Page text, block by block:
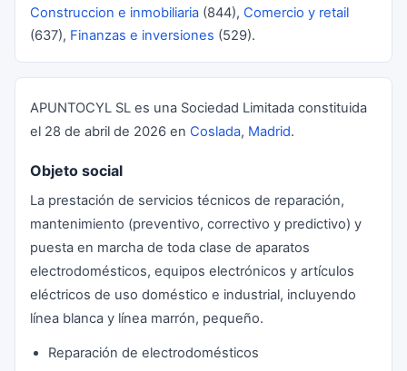
Construccion e inmobiliaria (844), Comercio y retail
(637), Finanzas e inversiones (529).
APUNTOCYL SL es una Sociedad Limitada constituida
el 28 de abril de 2026 en Coslada, Madrid.
Objeto social
La prestación de servicios técnicos de reparación,
mantenimiento (preventivo, correctivo y predictivo) y
puesta en marcha de toda clase de aparatos
electrodomésticos, equipos electrónicos y artículos
eléctricos de uso doméstico e industrial, incluyendo
línea blanca y línea marrón, pequeño.
Reparación de electrodomésticos